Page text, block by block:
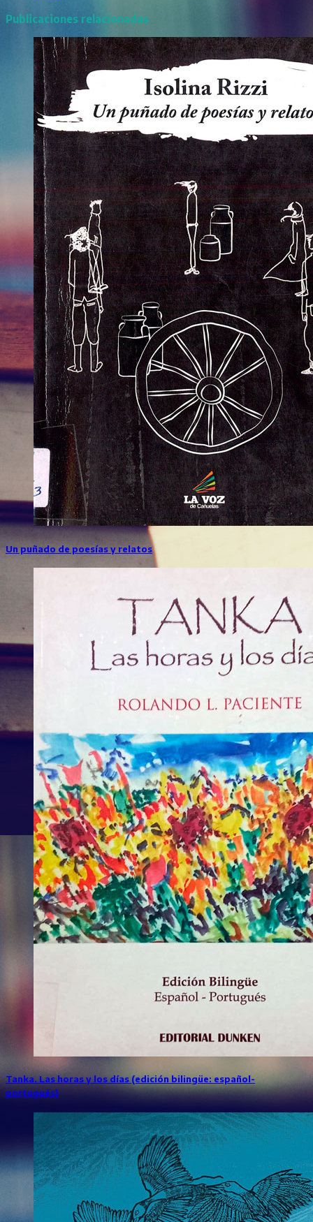
Publicaciones relacionadas
Un puñado de poesías y relatos
Tanka. Las horas y los días (edición bilingüe: español-
portugués)